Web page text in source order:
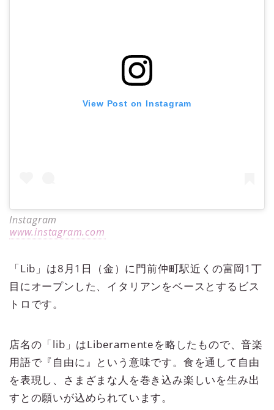
View Post on Instagram
Instagram
www.instagram.com
「Lib」は8月1日（金）に門前仲町駅近くの富岡1丁
目にオープンした、イタリアンをベースとするビス
トロです。
店名の「lib」はLiberamenteを略したもので、音楽
用語で『自由に』という意味です。食を通して自由
を表現し、さまざまな人を巻き込み楽しいを生み出
すとの願いが込められています。